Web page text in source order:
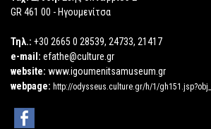
GR 461 00 - Ηγουμενίτσα
Τηλ.: +30 2665 0 28539, 24733, 21417
e-mail: efathe@culture.gr
website: www.igoumenitsamuseum.gr
webpage: http://odysseus.culture.gr/h/1/